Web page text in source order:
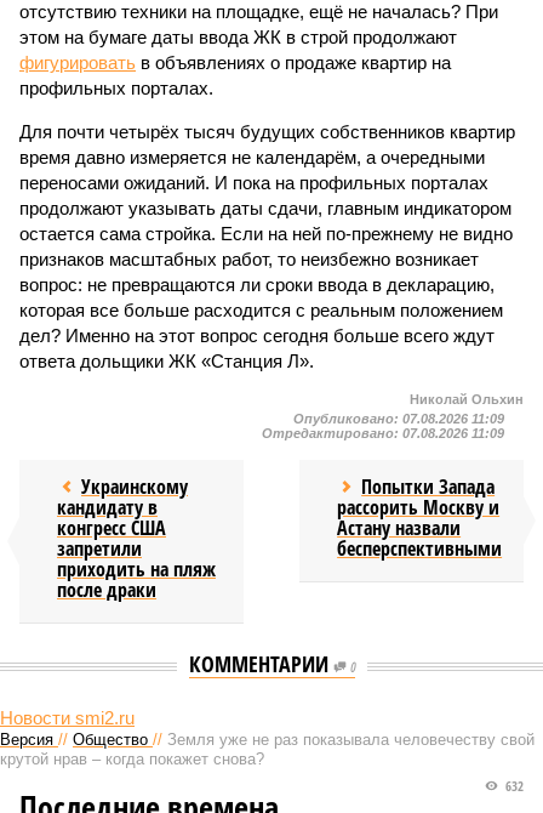
отсутствию техники на площадке, ещё не началась? При
этом на бумаге даты ввода ЖК в строй продолжают
фигурировать в объявлениях о продаже квартир на
профильных порталах.
Для почти четырёх тысяч будущих собственников квартир
время давно измеряется не календарём, а очередными
переносами ожиданий. И пока на профильных порталах
продолжают указывать даты сдачи, главным индикатором
остается сама стройка. Если на ней по-прежнему не видно
признаков масштабных работ, то неизбежно возникает
вопрос: не превращаются ли сроки ввода в декларацию,
которая все больше расходится с реальным положением
дел? Именно на этот вопрос сегодня больше всего ждут
ответа дольщики ЖК «Станция Л».
Николай Ольхин
Опубликовано: 07.08.2026 11:09
Отредактировано: 07.08.2026 11:09
Украинскому
кандидату в
конгресс США
запретили
приходить на пляж
после драки
Попытки Запада
рассорить Москву и
Астану назвали
бесперспективными
КОММЕНТАРИИ 0
Новости smi2.ru
Версия // Общество // Земля уже не раз показывала человечеству свой
крутой нрав – когда покажет снова?
632